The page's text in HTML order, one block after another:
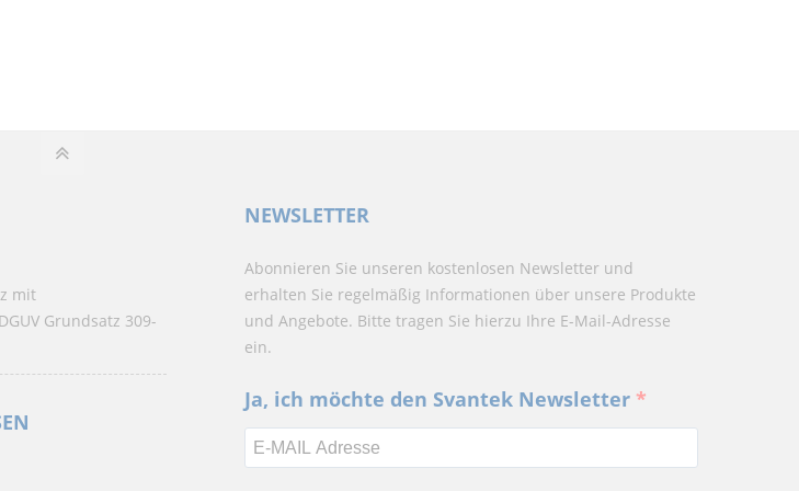
mit
Grundsatz 309-
NEWSLETTER
Abonnieren Sie unseren kostenlosen Newsletter und
erhalten Sie regelmäßig Informationen über unsere Produkte
und Angebote. Bitte tragen Sie hierzu Ihre E-Mail-Adresse
ein.
Ja, ich möchte den Svantek Newsletter